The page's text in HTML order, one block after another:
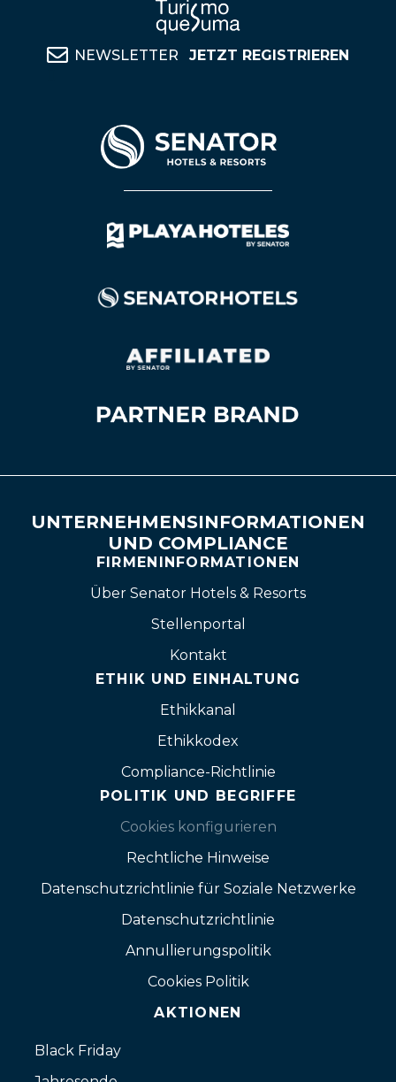
NEWSLETTER JETZT REGISTRIEREN
UNTERNEHMENSINFORMATIONEN
UND COMPLIANCE
FIRMENINFORMATIONEN
Über Senator Hotels & Resorts
Stellenportal
Kontakt
ETHIK UND EINHALTUNG
Ethikkanal
Ethikkodex
Compliance-Richtlinie
POLITIK UND BEGRIFFE
Cookies konfigurieren
Rechtliche Hinweise
Datenschutzrichtlinie für Soziale Netzwerke
Datenschutzrichtlinie
Annullierungspolitik
Cookies Politik
AKTIONEN
Black Friday